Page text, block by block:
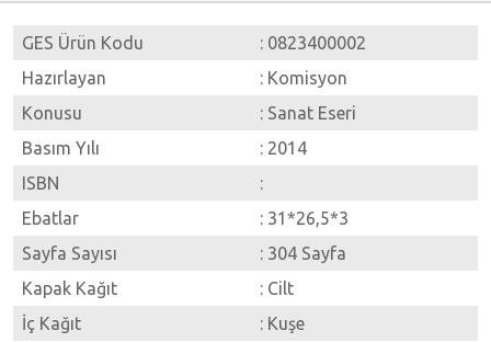
GES Ürün Kodu
: 0823400002
Hazırlayan
: Komisyon
Konusu
: Sanat Eseri
Basım Yılı
: 2014
ISBN
:
Ebatlar
: 31*26,5*3
Sayfa Sayısı
: 304 Sayfa
Kapak Kağıt
: Cilt
İç Kağıt
: Kuşe